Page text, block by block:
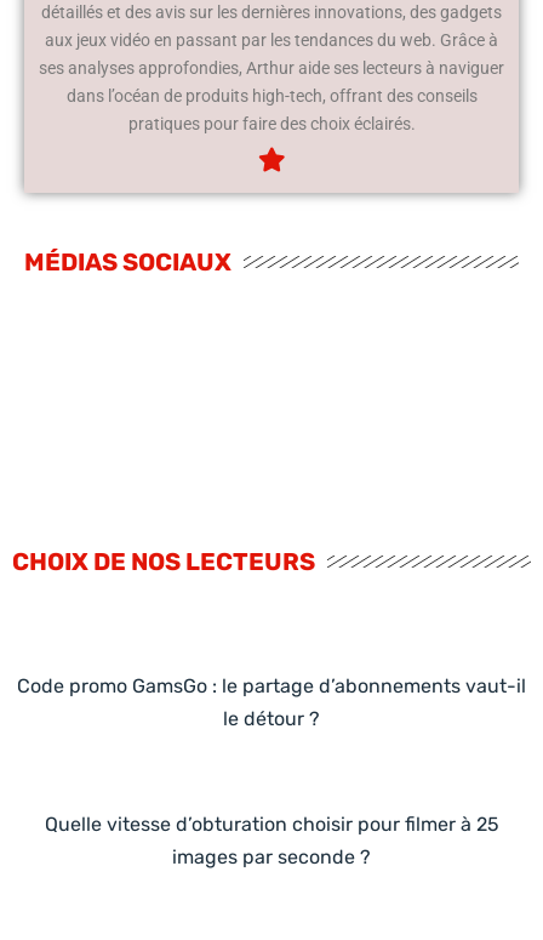
détaillés et des avis sur les dernières innovations, des gadgets
aux jeux vidéo en passant par les tendances du web. Grâce à
ses analyses approfondies, Arthur aide ses lecteurs à naviguer
dans l’océan de produits high-tech, offrant des conseils
pratiques pour faire des choix éclairés.
MÉDIAS SOCIAUX
CHOIX DE NOS LECTEURS
Code promo GamsGo : le partage d’abonnements vaut-il
le détour ?
Quelle vitesse d’obturation choisir pour filmer à 25
images par seconde ?